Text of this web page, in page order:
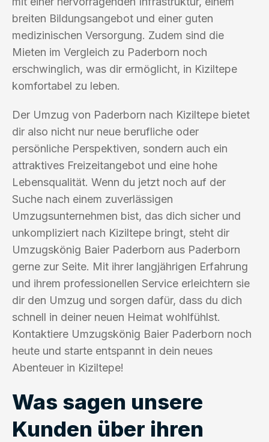
breiten Bildungsangebot und einer guten
medizinischen Versorgung. Zudem sind die
Mieten im Vergleich zu Paderborn noch
erschwinglich, was dir ermöglicht, in Kiziltepe
komfortabel zu leben.
Der Umzug von Paderborn nach Kiziltepe bietet
dir also nicht nur neue berufliche oder
persönliche Perspektiven, sondern auch ein
attraktives Freizeitangebot und eine hohe
Lebensqualität. Wenn du jetzt noch auf der
Suche nach einem zuverlässigen
Umzugsunternehmen bist, das dich sicher und
unkompliziert nach Kiziltepe bringt, steht dir
Umzugskönig Baier Paderborn aus Paderborn
gerne zur Seite. Mit ihrer langjährigen Erfahrung
und ihrem professionellen Service erleichtern sie
dir den Umzug und sorgen dafür, dass du dich
schnell in deiner neuen Heimat wohlfühlst.
Kontaktiere Umzugskönig Baier Paderborn noch
heute und starte entspannt in dein neues
Abenteuer in Kiziltepe!
Was sagen unsere
Kunden über ihren